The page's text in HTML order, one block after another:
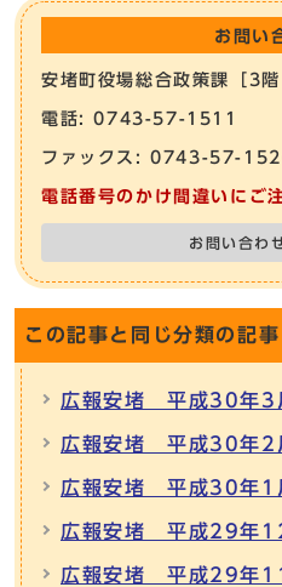
お問い
安堵町役場総合政策課［3階
電話: 0743-57-1511
ファックス: 0743-57-
電話番号のかけ間違いにご
お問い合わ
この記事と同じ分類の記事
広報安堵 平成30年3
広報安堵 平成30年2
広報安堵 平成30年1
広報安堵 平成29年
広報安堵 平成29年